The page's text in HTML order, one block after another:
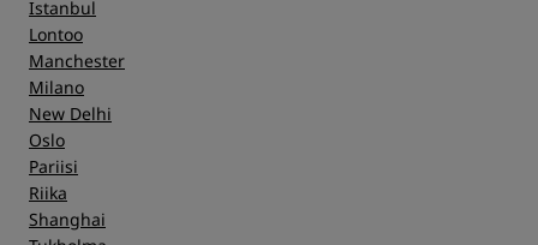
Istanbul
Lontoo
Manchester
Milano
New Delhi
Oslo
Pariisi
Riika
Shanghai